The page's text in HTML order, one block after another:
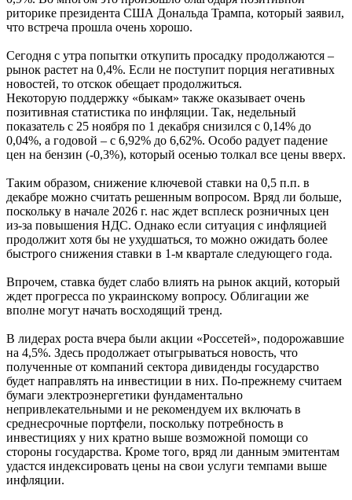
риторике президента США Дональда Трампа, который заявил,
что встреча прошла очень хорошо.
Сегодня с утра попытки откупить просадку продолжаются –
рынок растет на 0,4%. Если не поступит порция негативных
новостей, то отскок обещает продолжиться.
Некоторую поддержку «быкам» также оказывает очень
позитивная статистика по инфляции. Так, недельный
показатель с 25 ноября по 1 декабря снизился с 0,14% до
0,04%, а годовой – с 6,92% до 6,62%. Особо радует падение
цен на бензин (-0,3%), который осенью толкал все цены вверх.
Таким образом, снижение ключевой ставки на 0,5 п.п. в
декабре можно считать решенным вопросом. Вряд ли больше,
поскольку в начале 2026 г. нас ждет всплеск розничных цен
из-за повышения НДС. Однако если ситуация с инфляцией
продолжит хотя бы не ухудшаться, то можно ожидать более
быстрого снижения ставки в 1-м квартале следующего года.
Впрочем, ставка будет слабо влиять на рынок акций, который
ждет прогресса по украинскому вопросу. Облигации же
вполне могут начать восходящий тренд.
В лидерах роста вчера были акции «Россетей», подорожавшие
на 4,5%. Здесь продолжает отыгрываться новость, что
полученные от компаний сектора дивиденды государство
будет направлять на инвестиции в них. По-прежнему считаем
бумаги электроэнергетики фундаментально
непривлекательными и не рекомендуем их включать в
среднесрочные портфели, поскольку потребность в
инвестициях у них кратно выше возможной помощи со
стороны государства. Кроме того, вряд ли данным эмитентам
удастся индексировать цены на свои услуги темпами выше
инфляции.